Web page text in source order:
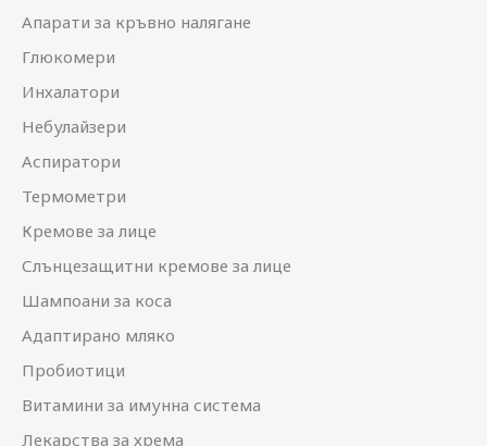
Апарати за кръвно налягане
Глюкомери
Инхалатори
Небулайзери
Аспиратори
Термометри
Кремове за лице
Слънцезащитни кремове за лице
Шампоани за коса
Адаптирано мляко
Пробиотици
Витамини за имунна система
Лекарства за хрема